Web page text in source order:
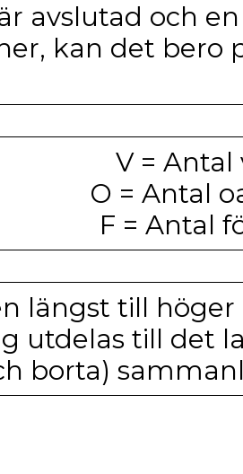
avslutad och
kan det bero
V =
O = Antal
F = Antal
längst till höger
utdelas till det
borta)